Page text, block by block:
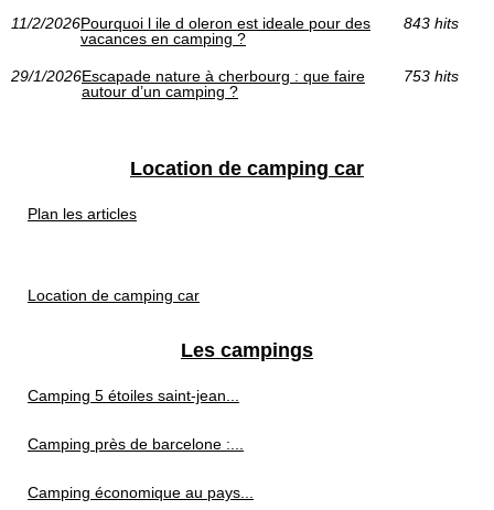
11/2/2026Pourquoi l ile d oleron est ideale pour des
vacances en camping ?
843 hits
29/1/2026Escapade nature à cherbourg : que faire
autour d’un camping ?
753 hits
Location de camping car
Plan les articles
Location de camping car
Les campings
Camping 5 étoiles saint-jean...
Camping près de barcelone :...
Camping économique au pays...